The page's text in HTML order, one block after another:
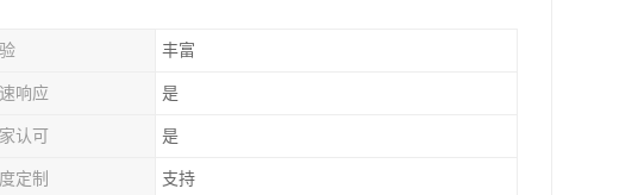
丰富
响应 是
认可 是
定制 支持